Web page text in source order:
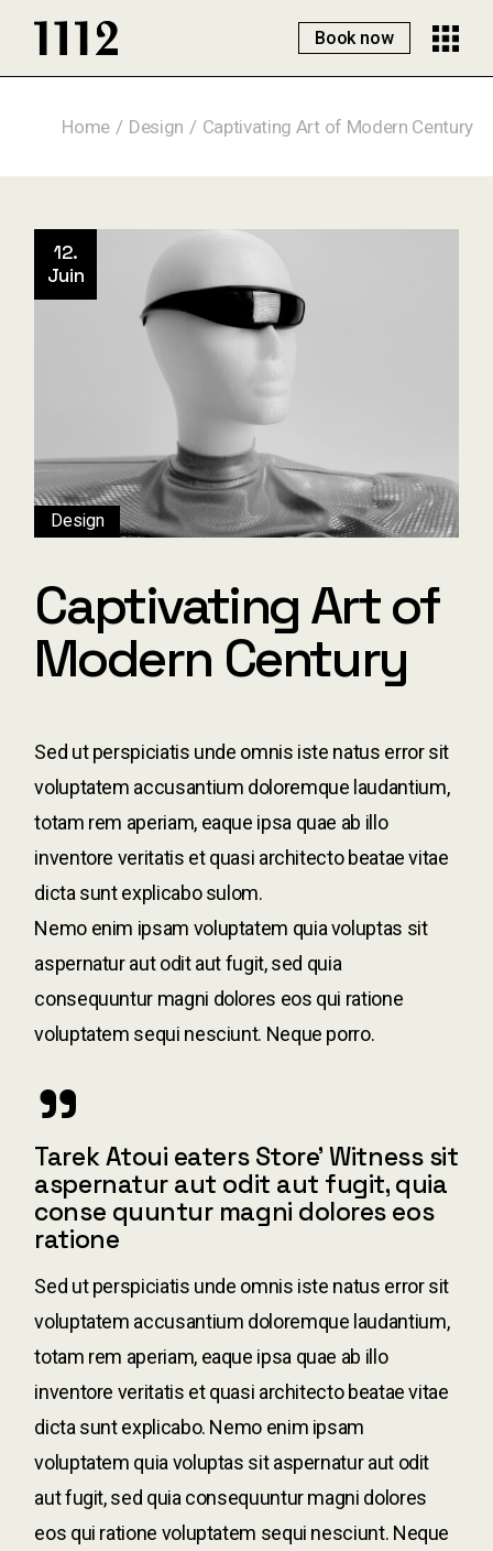
Book now
Home Design Captivating Art of Modern Century
12.
Juin
Design
Captivating Art of
Modern Century
Sed ut perspiciatis unde omnis iste natus error sit
voluptatem accusantium doloremque laudantium,
totam rem aperiam, eaque ipsa quae ab illo
inventore veritatis et quasi architecto beatae vitae
dicta sunt explicabo sulom.
Nemo enim ipsam voluptatem quia voluptas sit
aspernatur aut odit aut fugit, sed quia
consequuntur magni dolores eos qui ratione
voluptatem sequi nesciunt. Neque porro.
Tarek Atoui eaters Store’ Witness sit
aspernatur aut odit aut fugit, quia
conse quuntur magni dolores eos
ratione
Sed ut perspiciatis unde omnis iste natus error sit
voluptatem accusantium doloremque laudantium,
totam rem aperiam, eaque ipsa quae ab illo
inventore veritatis et quasi architecto beatae vitae
dicta sunt explicabo. Nemo enim ipsam
voluptatem quia voluptas sit aspernatur aut odit
aut fugit, sed quia consequuntur magni dolores
eos qui ratione voluptatem sequi nesciunt. Neque